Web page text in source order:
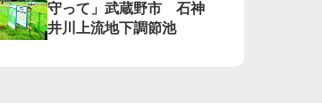
守って」武蔵野市 石神
井川上流地下調節池